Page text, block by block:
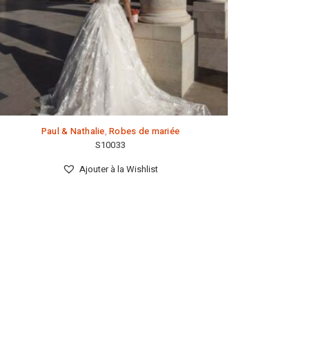
Paul & Nathalie,Robes de mariée
S10033
Ajouter à la Wishlist